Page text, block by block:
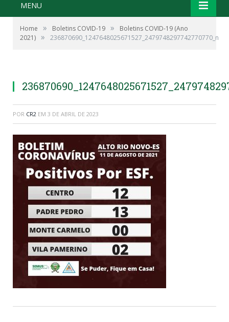
MENU
Home » Boletins COVID-19 »
Boletins COVID-19 (Ano
2021) » 236870690_1247648025671527_2479748297742770770_n
POR CR2 EM 3 DE ABRIL DE 2023